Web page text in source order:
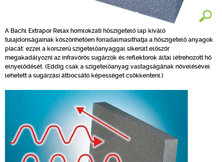
A Bachl Extrapor Relax homlokzati hőszigetelő lap kiváló
tulajdonságainak köszönhetően forradalmasíthatja a hőszigetelő anyagok
piacát: ezzel a korszerű szigetelőanyaggal sikerült először
megakadályozni az infravörös sugárzók és reflektorok által létrehozott hő
elnyelődését. (Eddig csak a szigetelőanyag vastagságának növelésével
lehetett a sugárzási átbocsátó képességet csökkenteni.)